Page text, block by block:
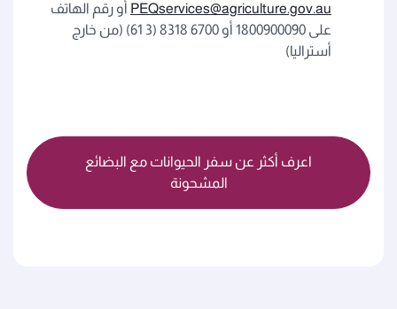
PEQservices@agriculture.gov.au أو رقم الهاتف
على 1800900090 أو 6700 8318 (3 61) (من خارج
أستراليا)
اعرف أكثر عن سفر الحيوانات مع البضائع
المشحونة